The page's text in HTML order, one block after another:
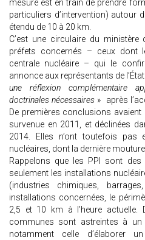
mesure est en train de prendre
particuliers d’intervention) autour
étendu de 10 à 20 km.
C’est une circulaire du ministère
préfets concernés – ceux dont
centrale nucléaire – qui le
annonce aux représentants de
une réflexion complémentaire
doctrinales nécessaires » après
De premières conclusions avaient
survenue en 2011, et déclinées
2014. Elles n’ont toutefois pas
nucléaires, dont la dernière
Rappelons que les PPI sont
seulement les installations
(industries chimiques,
installations concernées, le
2,5 et 10 km à l’heure actuelle.
communes sont astreintes à un
notamment celle d’élaborer